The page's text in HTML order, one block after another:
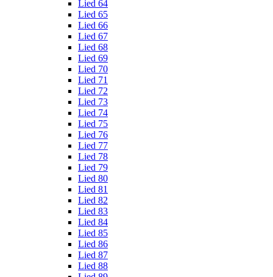
Lied 64
Lied 65
Lied 66
Lied 67
Lied 68
Lied 69
Lied 70
Lied 71
Lied 72
Lied 73
Lied 74
Lied 75
Lied 76
Lied 77
Lied 78
Lied 79
Lied 80
Lied 81
Lied 82
Lied 83
Lied 84
Lied 85
Lied 86
Lied 87
Lied 88